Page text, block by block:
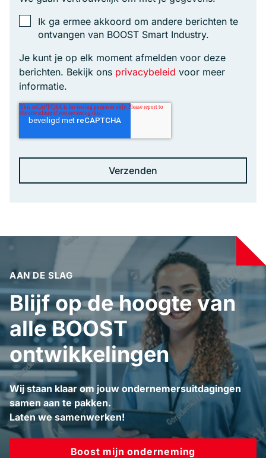
Ik ga ermee akkoord om andere berichten te
ontvangen van BOOST Smart Industry.
Je kunt je op elk moment afmelden voor deze
berichten. Bekijk ons privacybeleid voor meer
informatie.
AAN DE SLAG
Blijf op de hoogte van
alle BOOST
ontwikkelingen
Wij staan klaar om jouw ondernemersuitdagingen
samen aan te pakken.
Laten we samenwerken!
Boost mijn onderneming